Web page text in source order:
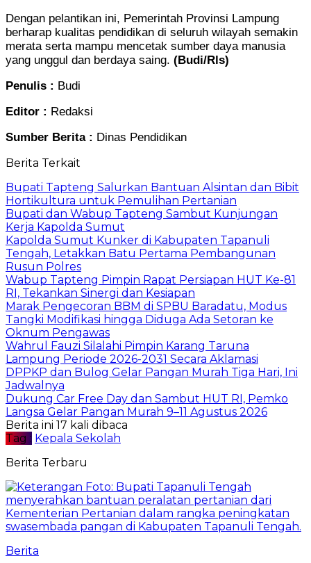
Dengan pelantikan ini, Pemerintah Provinsi Lampung
berharap kualitas pendidikan di seluruh wilayah semakin
merata serta mampu mencetak sumber daya manusia
yang unggul dan berdaya saing. (Budi/Rls)
Penulis : Budi
Editor : Redaksi
Sumber Berita : Dinas Pendidikan
Berita Terkait
Bupati Tapteng Salurkan Bantuan Alsintan dan Bibit
Hortikultura untuk Pemulihan Pertanian
Bupati dan Wabup Tapteng Sambut Kunjungan
Kerja Kapolda Sumut
Kapolda Sumut Kunker di Kabupaten Tapanuli
Tengah, Letakkan Batu Pertama Pembangunan
Rusun Polres
Wabup Tapteng Pimpin Rapat Persiapan HUT Ke-81
RI, Tekankan Sinergi dan Kesiapan
Marak Pengecoran BBM di SPBU Baradatu, Modus
Tangki Modifikasi hingga Diduga Ada Setoran ke
Oknum Pengawas
Wahrul Fauzi Silalahi Pimpin Karang Taruna
Lampung Periode 2026-2031 Secara Aklamasi
DPPKP dan Bulog Gelar Pangan Murah Tiga Hari, Ini
Jadwalnya
Dukung Car Free Day dan Sambut HUT RI, Pemko
Langsa Gelar Pangan Murah 9–11 Agustus 2026
Berita ini 17 kali dibaca
Tag : Kepala Sekolah
Berita Terbaru
Berita